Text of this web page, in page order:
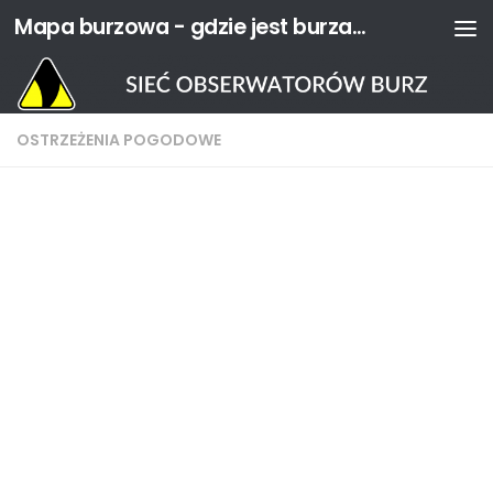
Przejdź do treści Mapa burzowa - gdzie jest burza? | Sieć Obserwatorów Burz
OSTRZEŻENIA POGODOWE